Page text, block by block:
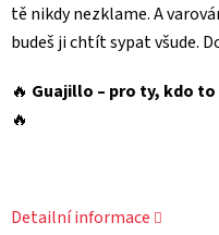
tě nikdy nezklame. A
budeš ji chtít sypat všude.
🔥 Guajillo – pro ty, kdo
🔥
Detailní informace